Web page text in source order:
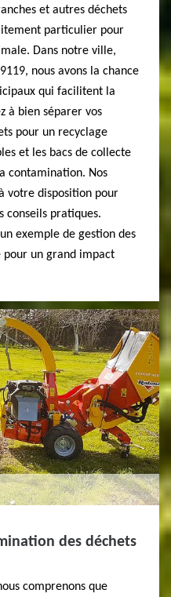
et autres déchets
particulier pour
Dans notre ville,
nous avons la chance
qui facilitent la
à bien séparer vos
pour un recyclage
et les bacs de collecte
contamination. Nos
votre disposition pour
conseils pratiques.
exemple de gestion des
pour un grand impact
des déchets
comprenons que